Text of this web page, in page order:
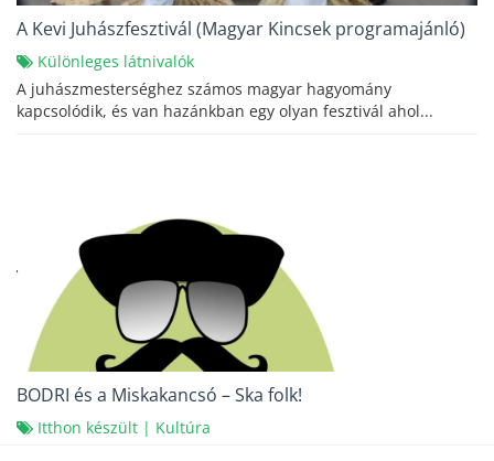
A Kevi Juhászfesztivál (Magyar Kincsek programajánló)
Különleges látnivalók
A juhászmesterséghez számos magyar hagyomány
kapcsolódik, és van hazánkban egy olyan fesztivál ahol...
BODRI és a Miskakancsó – Ska folk!
Itthon készült | Kultúra